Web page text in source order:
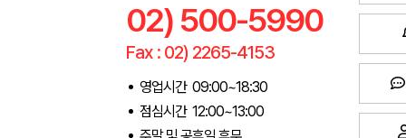
02) 500-5990
Fax : 02) 2265-4153
영업시간 09:00~18:30
점심시간 12:00~13:00